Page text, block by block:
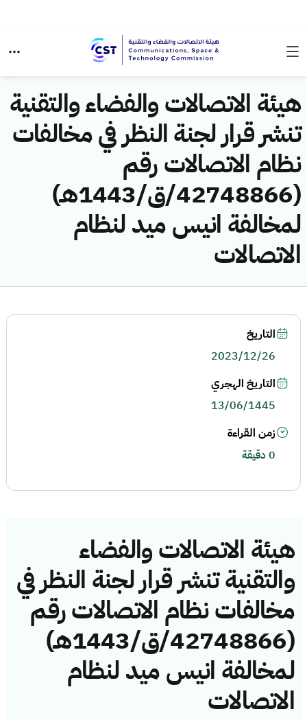
هيئة الاتصالات والفضاء والتقنية
تنشر قرار لجنة النظر في مخالفات
نظام الاتصالات رقم
(42748866/ق/1443هـ)
لمخالفة انيس ميد لنظام
الاتصالات
هيئة الاتصالات والفضاء
والتقنية تنشر قرار لجنة النظر في
مخالفات نظام الاتصالات رقم
(42748866/ق/1443هـ)
لمخالفة انيس ميد لنظام
الاتصالات
التاريخ
2023/12/26
التاريخ الهجري
13/06/1445
زمن القراءة
0 دقيقة